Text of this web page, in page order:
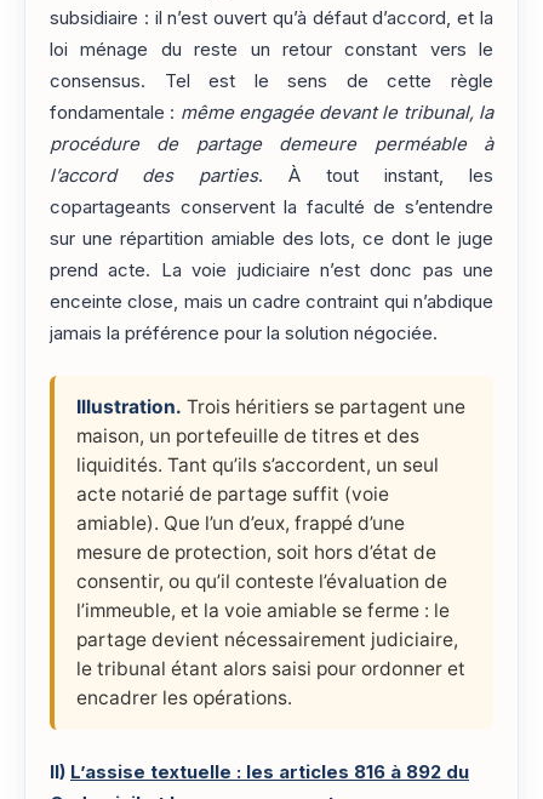
subsidiaire : il n’est ouvert qu’à défaut d’accord, et la
loi ménage du reste un retour constant vers le
consensus. Tel est le sens de cette règle
fondamentale : même engagée devant le tribunal, la
procédure de partage demeure perméable à
l’accord des parties. À tout instant, les
copartageants conservent la faculté de s’entendre
sur une répartition amiable des lots, ce dont le juge
prend acte. La voie judiciaire n’est donc pas une
enceinte close, mais un cadre contraint qui n’abdique
jamais la préférence pour la solution négociée.
Illustration. Trois héritiers se partagent une
maison, un portefeuille de titres et des
liquidités. Tant qu’ils s’accordent, un seul
acte notarié de partage suffit (voie
amiable). Que l’un d’eux, frappé d’une
mesure de protection, soit hors d’état de
consentir, ou qu’il conteste l’évaluation de
l’immeuble, et la voie amiable se ferme : le
partage devient nécessairement judiciaire,
le tribunal étant alors saisi pour ordonner et
encadrer les opérations.
II) L’assise textuelle : les articles 816 à 892 du